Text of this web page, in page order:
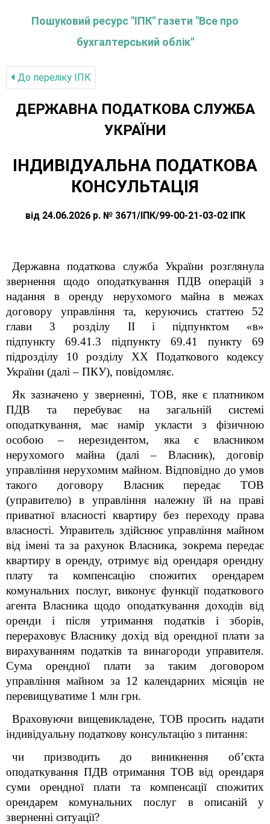
Пошуковий ресурс "ІПК" газети "Все про
бухгалтерський облік"
До переліку IПК
ДЕРЖАВНА ПОДАТКОВА СЛУЖБА
УКРАЇНИ
ІНДИВІДУАЛЬНА ПОДАТКОВА
КОНСУЛЬТАЦІЯ
від 24.06.2026 р. № 3671/ІПК/99-00-21-03-02 ІПК
Державна податкова служба України розглянула
звернення щодо оподаткування ПДВ операцій з
надання в оренду нерухомого майна в межах
договору управління та, керуючись статтею 52
глави 3 розділу ІІ і підпунктом «в»
підпункту 69.41.3 підпункту 69.41 пункту 69
підрозділу 10 розділу ХХ Податкового кодексу
України (далі – ПКУ), повідомляє.
Як зазначено у зверненні, ТОВ, яке є платником
ПДВ та перебуває на загальній системі
оподаткування, має намір укласти з фізичною
особою – нерезидентом, яка є власником
нерухомого майна (далі – Власник), договір
управління нерухомим майном. Відповідно до умов
такого договору Власник передає ТОВ
(управителю) в управління належну їй на праві
приватної власності квартиру без переходу права
власності. Управитель здійснює управління майном
від імені та за рахунок Власника, зокрема передає
квартиру в оренду, отримує від орендаря орендну
плату та компенсацію спожитих орендарем
комунальних послуг, виконує функції податкового
агента Власника щодо оподаткування доходів від
оренди і після утримання податків і зборів,
перераховує Власнику дохід від орендної плати за
вирахуванням податків та винагороди управителя.
Сума орендної плати за таким договором
управління майном за 12 календарних місяців не
перевищуватиме 1 млн грн.
Враховуючи вищевикладене, ТОВ просить надати
індивідуальну податкову консультацію з питання:
чи призводить до виникнення об’єкта
оподаткування ПДВ отримання ТОВ від орендаря
суми орендної плати та компенсації спожитих
орендарем комунальних послуг в описаній у
зверненні ситуації?